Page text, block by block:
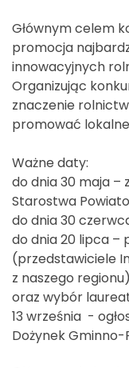
Głównym celem
promocja
innowacyjnych
Organizując
znaczenie
promować
Ważne daty:
do dnia 30 maja –
Starostwa
do dnia 30
do dnia 20 lipca –
(przedstawiciele
z naszego
oraz wybór
13 września -
Dożynek